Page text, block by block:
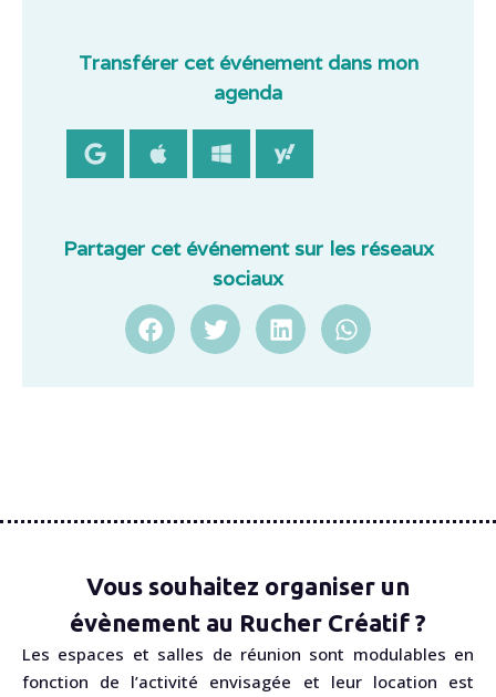
Transférer cet événement dans mon
agenda
Partager cet événement sur les réseaux
sociaux
Vous souhaitez organiser un
évènement au Rucher Créatif ?
Les espaces et salles de réunion sont modulables en
fonction de l’activité envisagée et leur location est